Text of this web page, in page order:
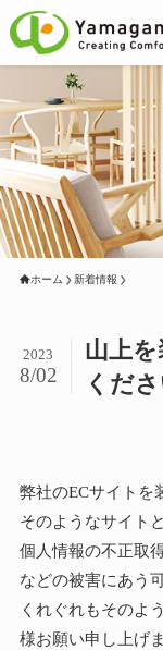
ホーム 新着情報
山上
くだ
2023
8/02
弊社のECサイトを
そのようなサイト
個人情報の不正取
などの被害にあう
くれぐれもそのよ
様お願い申し上げま